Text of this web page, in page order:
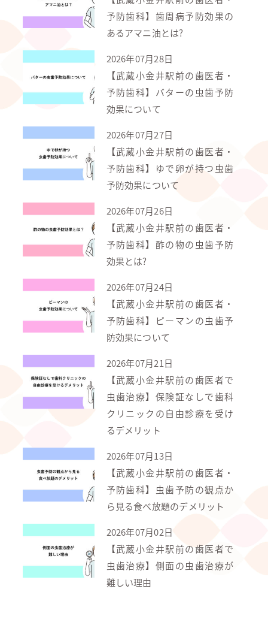
予防歯科】歯周病予防効果の
あるアマニ油とは?
2026年07月28日
【武蔵小金井駅前の歯医者・
予防歯科】バターの虫歯予防
効果について
2026年07月27日
【武蔵小金井駅前の歯医者・
予防歯科】ゆで卵が持つ虫歯
予防効果について
2026年07月26日
【武蔵小金井駅前の歯医者・
予防歯科】酢の物の虫歯予防
効果とは?
2026年07月24日
【武蔵小金井駅前の歯医者・
予防歯科】ピーマンの虫歯予
防効果について
2026年07月21日
【武蔵小金井駅前の歯医者で
虫歯治療】保険証なしで歯科
クリニックの自由診療を受け
るデメリット
2026年07月13日
【武蔵小金井駅前の歯医者・
予防歯科】虫歯予防の観点か
ら見る食べ放題のデメリット
2026年07月02日
【武蔵小金井駅前の歯医者で
虫歯治療】側面の虫歯治療が
難しい理由